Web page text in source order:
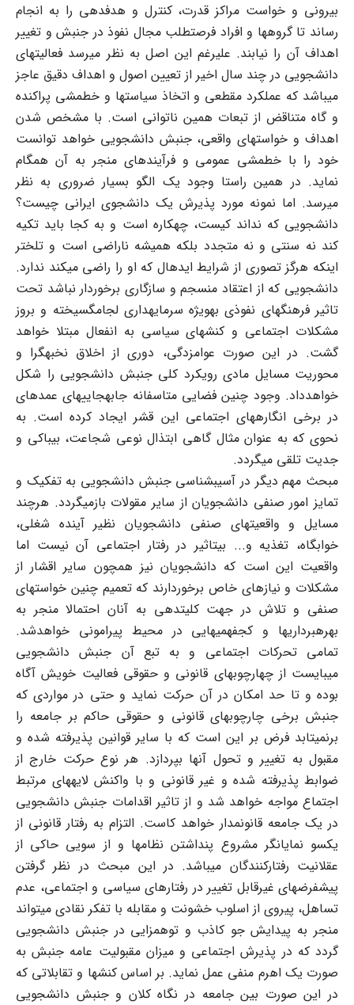
بیرونی و خواست مراکز قدرت، کنترل و هدف‏دهی را به انجام
رساند تا گروه‎ها و افراد فرصت‏طلب مجال نفوذ در جنبش و تغییر
اهداف آن را نیابند. علیرغم این اصل به نظر می‏رسد فعالیتهای
دانشجویی در چند سال اخیر از تعیین اصول و اهداف دقیق عاجز
می‏باشد که عملکرد مقطعی و اتخاذ سیاستها و خط‏مشی پراکنده
و گاه متناقض از تبعات همین ناتوانی است. با مشخص شدن
اهداف و خواستهای واقعی، جنبش دانشجویی خواهد توانست
خود را با خط‏مشی عمومی و فرآیندهای منجر به آن همگام
نماید. در همین راستا وجود یک الگو بسیار ضروری به نظر
می‏رسد. اما نمونه مورد پذیرش یک دانشجوی ایرانی چیست؟
دانشجویی که نداند کیست، چه‏کاره است و به کجا باید تکیه
کند نه سنتی و نه متجدد بلکه همیشه ناراضی است و تلخ‏تر
اینکه هرگز تصوری از شرایط ایده‏ال که او را راضی می‏کند ندارد.
دانشجویی که از اعتقاد منسجم و سازگاری برخوردار نباشد تحت
تاثیر فرهنگهای نفوذی به‏ویژه سرمایه‏داری لجام‏گسیخته و بروز
مشکلات اجتماعی و کنشهای سیاسی به انفعال مبتلا خواهد
گشت. در این صورت عوام‏زدگی، دوری از اخلاق نخبه‏گرا و
محوریت مسایل مادی رویکرد کلی جنبش دانشجویی را شکل
خواهدداد. وجود چنین فضایی متاسفانه جابه‏جاییهای عمده‎ای
در برخی انگاره‏های اجتماعی این قشر ایجاد کرده است. به
نحوی که به عنوان مثال گاهی ابتذال نوعی شجاعت، بی‏باکی و
جدیت تلقی می‏گردد.
مبحث مهم دیگر در آسیب‎شناسی جنبش دانشجویی به تفکیک و
تمایز امور صنفی دانشجویان از سایر مقولات بازمی‎‏گردد. هرچند
مسایل و واقعیتهای صنفی دانشجویان نظیر آینده شغلی،
خوابگاه، تغذیه و... بی‏تاثیر در رفتار اجتماعی آن نیست اما
واقعیت این است که دانشجویان نیز همچون سایر اقشار از
مشکلات و نیازهای خاص برخوردارند که تعمیم چنین خواستهای
صنفی و تلاش در جهت کلیت‏دهی به آنان احتمالا منجر به
بهره‏برداریها و کج‏فهمیهایی در محیط پیرامونی خواهدشد.
تمامی تحرکات اجتماعی و به تبع آن جنبش دانشجویی
می‏بایست از چهارچوبهای قانونی و حقوقی فعالیت خویش آگاه
بوده و تا حد امکان در آن حرکت نماید و حتی در مواردی که
جنبش برخی چارچوبهای قانونی و حقوقی حاکم بر جامعه را
برنمی‏تابد فرض بر این است که با سایر قوانین پذیرفته شده و
مقبول به تغییر و تحول آنها بپردازد. هر نوع حرکت خارج از
ضوابط پذیرفته شده و غیر قانونی و با واکنش لایه‏های مرتبط
اجتماع مواجه خواهد شد و از تاثیر اقدامات جنبش دانشجویی
در یک جامعه قانونمدار خواهد کاست. التزام به رفتار قانونی از
یک‏سو نمایانگر مشروع پنداشتن نظامها و از سویی حاکی از
عقلانیت رفتارکنندگان می‏باشد. در این مبحث در نظر گرفتن
پیش‏فرضهای غیرقابل تغییر در رفتارهای سیاسی و اجتماعی، عدم
تساهل، پیروی از اسلوب خشونت و مقابله با تفکر نقادی می‏تواند
منجر به پیدایش جو کاذب و توهم‏زایی در جنبش دانشجویی
گردد که در پذیرش اجتماعی و میزان مقبولیت عامه جنبش به
صورت یک اهرم منفی عمل نماید. بر اساس کنشها و تقابلاتی که
در این صورت بین جامعه در نگاه کلان و جنبش دانشجویی